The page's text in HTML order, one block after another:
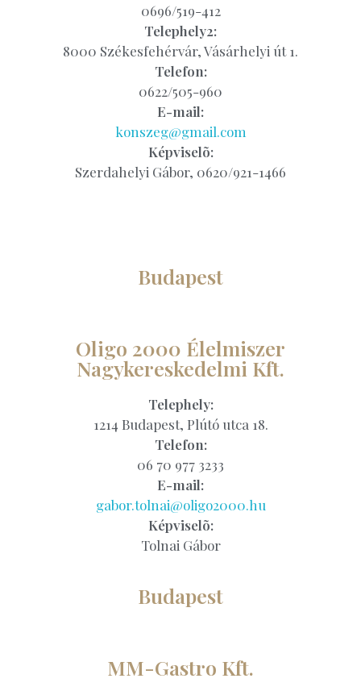
0696/519-412
Telephely2:
8000 Székesfehérvár, Vásárhelyi út 1.
Telefon:
0622/505-960
E-mail:
konszeg@gmail.com
Képviselõ:
Szerdahelyi Gábor, 0620/921-1466
Budapest
Oligo 2000 Élelmiszer
Nagykereskedelmi Kft.
Telephely:
1214 Budapest, Plútó utca 18.
Telefon:
06 70 977 3233
E-mail:
gabor.tolnai@oligo2000.hu
Képviselõ:
Tolnai Gábor
Budapest
MM-Gastro Kft.